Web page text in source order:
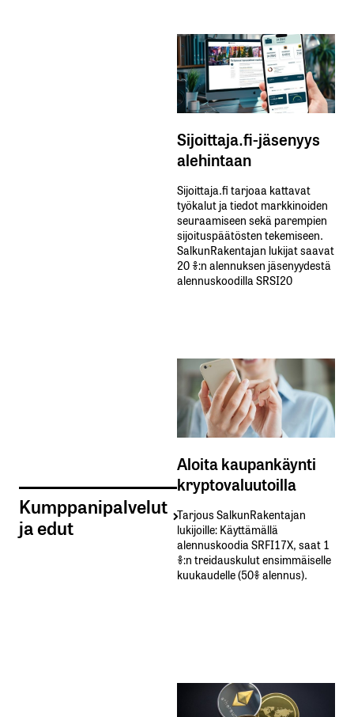
Kumppanipalvelut
ja edut
Sijoittaja.fi-jäsenyys
alehintaan
Sijoittaja.fi tarjoaa kattavat
työkalut ja tiedot markkinoiden
seuraamiseen sekä parempien
sijoituspäätösten tekemiseen.
SalkunRakentajan lukijat saavat
20 %:n alennuksen jäsenyydestä
alennuskoodilla SRSI20
Aloita kaupankäynti
kryptovaluutoilla
Tarjous SalkunRakentajan
lukijoille: Käyttämällä​ ​
alennuskoodia​ ​SRFI17X,​ ​saat​ ​1
%:n treidauskulut​ ​ensimmäiselle​ ​
kuukaudelle​ ​(50%​ ​alennus).